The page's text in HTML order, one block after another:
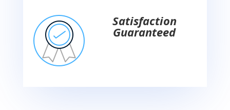
Satisfaction
Guaranteed